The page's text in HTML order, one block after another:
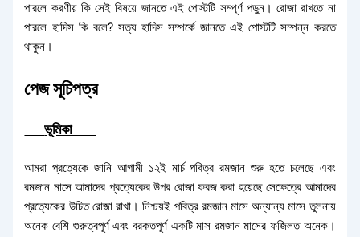
পারলে করণীয় কি সেই বিষয়ে জানতে এই পোস্টটি সম্পূর্ণ পড়ুন। রোজা রাখতে না
পারলে হাদিস কি বলে? সত্য হাদিস সম্পর্কে জানতে এই পোস্টটি সম্পন্ন করতে
থাকুন।
পেজ সূচিপত্র
ভূমিকা
আমরা প্রত্যেকে জানি আগামী ১২ই মার্চ পবিত্র রমজান শুরু হতে চলেছে এবং
রমজান মাসে আমাদের প্রত্যেকের উপর রোজা ফরজ করা হয়েছে সেক্ষেত্রে আমাদের
প্রত্যেকের উচিত রোজা রাখা। নিশ্চয়ই পবিত্র রমজান মাসে অন্যান্য মাসে তুলনায়
অনেক বেশি গুরুত্বপূর্ণ এবং বরকতপূর্ণ একটি মাস রমজান মাসের ফজিলত অনেক।